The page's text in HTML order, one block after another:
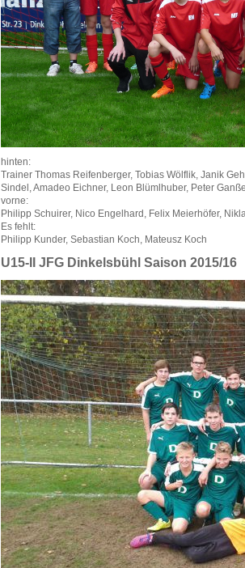
hinten:
Trainer Thomas Reifenberger, Tobias Wölflik, Janik
Sindel, Amadeo Eichner, Leon Blümlhuber, Peter
vorne:
Philipp Schuirer, Nico Engelhard, Felix Meierhöfer,
Es fehlt:
Philipp Kunder, Sebastian Koch, Mateusz Koch
U15-II JFG Dinkelsbühl Saison 2015/16